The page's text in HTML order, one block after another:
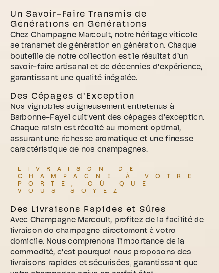
Un Savoir-Faire Transmis de
Générations en Générations
Chez Champagne Marcoult, notre héritage viticole
se transmet de génération en génération. Chaque
bouteille de notre collection est le résultat d'un
savoir-faire artisanal et de décennies d'expérience,
garantissant une qualité inégalée.
Des Cépages d'Exception
Nos vignobles soigneusement entretenus à
Barbonne-Fayel cultivent des cépages d'exception.
Chaque raisin est récolté au moment optimal,
assurant une richesse aromatique et une finesse
caractéristique de nos champagnes.
LIVRAISON DE
CHAMPAGNE À VOTRE
PORTE, OÙ QUE
VOUS SOYEZ
Des Livraisons Rapides et Sûres
Avec Champagne Marcoult, profitez de la facilité de
livraison de champagne directement à votre
domicile. Nous comprenons l'importance de la
commodité, c'est pourquoi nous proposons des
livraisons rapides et sécurisées, garantissant que